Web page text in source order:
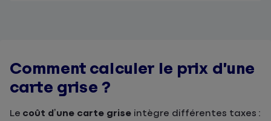
Comment calculer le prix d’une
carte grise ?
Le coût d’une carte grise intègre différentes taxes :